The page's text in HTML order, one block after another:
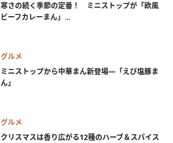
寒さの続く季節の定番！ ミニストップが「欧風
ビーフカレーまん」...
グルメ
ミニストップから中華まん新登場―「えび塩豚ま
ん」
グルメ
クリスマスは香り広がる12種のハーブ＆スパイス